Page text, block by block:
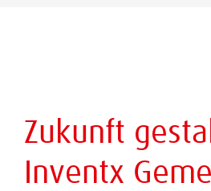
Zukunft
Inventx